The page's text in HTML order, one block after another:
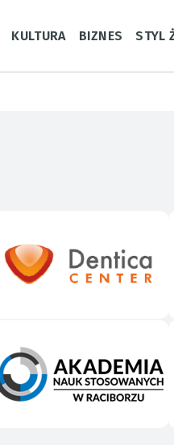
KULTURA BIZNES STYL